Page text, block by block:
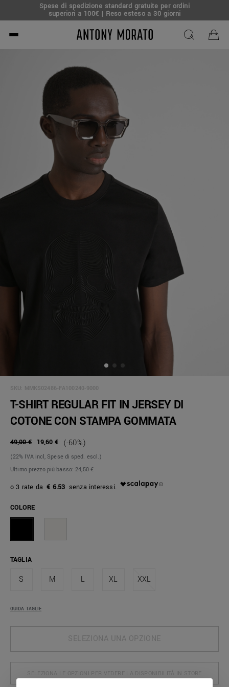
Spese di spedizione standard gratuite per ordini
superiori a 100€ | Reso esteso a 30 giorni
Antony Morato - Official
SKU: MMKS02486-FA100240-9000
T-SHIRT REGULAR FIT IN JERSEY DI
COTONE CON STAMPA GOMMATA
49,00 € 19,60 € (-60%)
(22% IVA incl, Spese di sped. escl.)
Ultimo prezzo più basso:24,50 €
€ 6.53
COLORE
TAGLIA
S M L XL XXL
GUIDA TAGLIE
SELEZIONA UNA OPZIONE
SELEZIONA LE OPZIONI PER VEDERE LA DISPONIBILITÀ IN STORE